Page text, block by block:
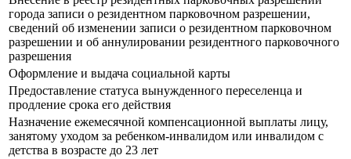
города записи о резидентном парковочном разрешении,
сведений об изменении записи о резидентном парковочном
разрешении и об аннулировании резидентного парковочного
разрешения
Оформление и выдача социальной карты
Предоставление статуса вынужденного переселенца и
продление срока его действия
Назначение ежемесячной компенсационной выплаты лицу,
занятому уходом за ребенком-инвалидом или инвалидом с
детства в возрасте до 23 лет